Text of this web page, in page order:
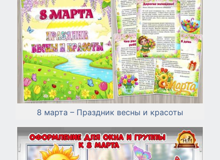
8 марта – Праздник весны и красоты